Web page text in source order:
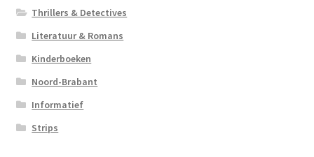
Thrillers & Detectives
Literatuur & Romans
Kinderboeken
Noord-Brabant
Informatief
Strips